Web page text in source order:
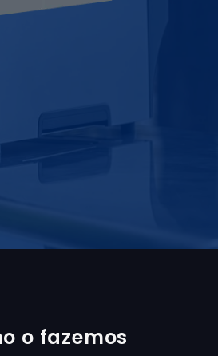
o fazemos